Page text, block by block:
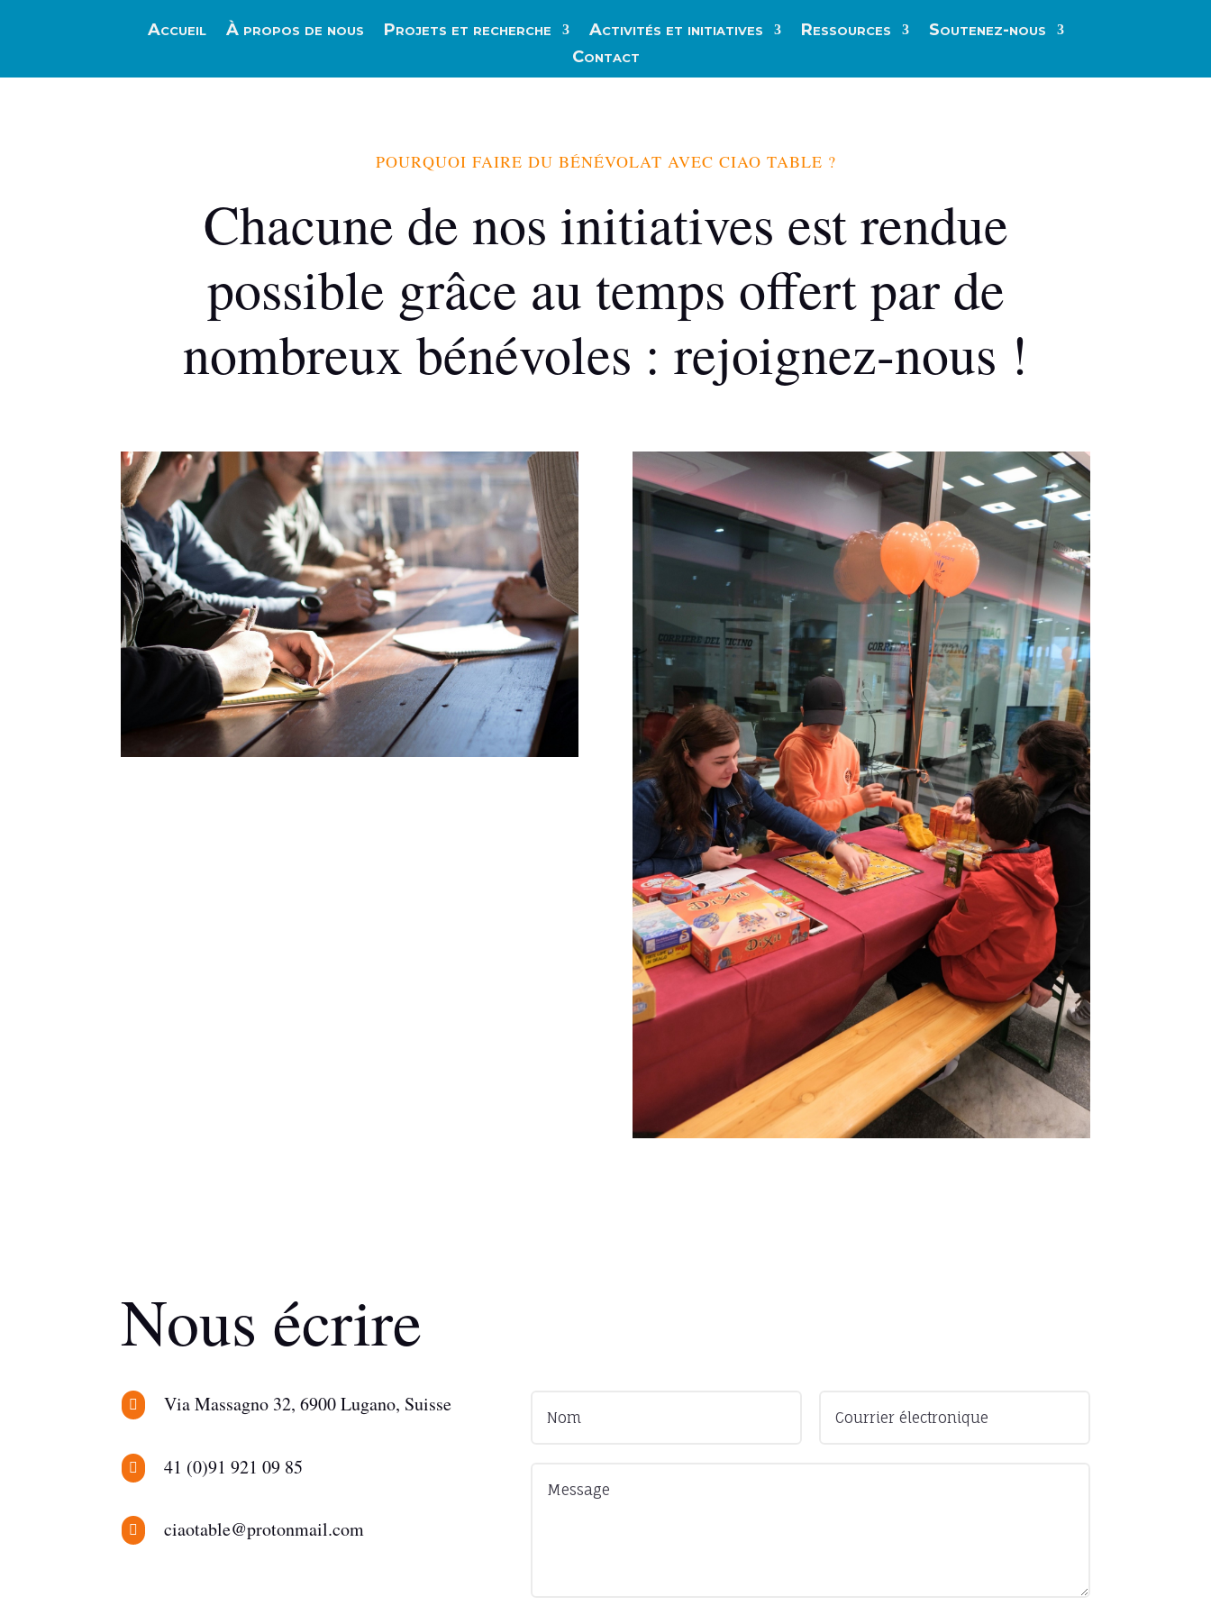
Accueil À propos de nous Projets et recherche Activités et initiatives Ressources
Soutenez-nous
Contact
POURQUOI FAIRE DU BÉNÉVOLAT AVEC CIAO TABLE ?
Chacune de nos initiatives est rendue
possible grâce au temps offert par de
nombreux bénévoles : rejoignez-nous !
Nous écrire
 Via Massagno 32, 6900 Lugano, Suisse
 41 (0)91 921 09 85
 ciaotable@protonmail.com